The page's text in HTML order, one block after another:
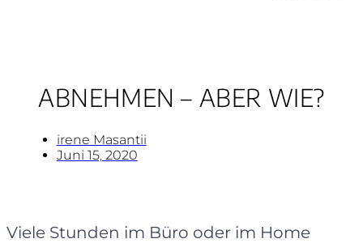
ABNEHMEN – ABER WIE?
irene Masantii
Juni 15, 2020
Viele Stunden im Büro oder im Home